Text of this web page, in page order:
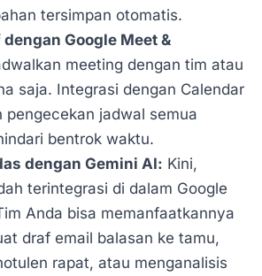
tersimpan otomatis.
Google Meet &
meeting dengan tim atau
saja. Integrasi dengan Calendar
pengecekan jadwal semua
bentrok waktu.
dengan Gemini AI: Kini,
terintegrasi di dalam Google
Anda bisa memanfaatkannya
draf email balasan ke tamu,
rapat, atau menganalisis